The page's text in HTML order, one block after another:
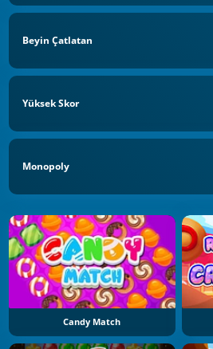
Beyin Çatlatan
Yüksek Skor
Monopoly
Candy Match